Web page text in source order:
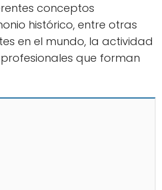
conceptos
histórico, entre otras
en el mundo, la actividad
que forman